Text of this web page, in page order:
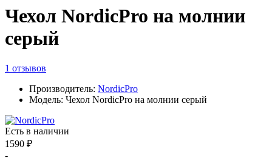
Чехол NordicPro на молнии
серый
1 отзывов
Производитель: NordicPro
Модель: Чехол NordicPro на молнии серый
Есть в наличии
1590 ₽
-